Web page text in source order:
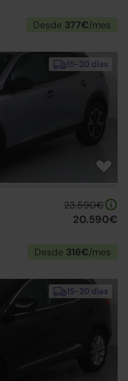
Desde 377€/mes
15-20 días
23.590€
20.590€
Desde 316€/mes
15-20 días